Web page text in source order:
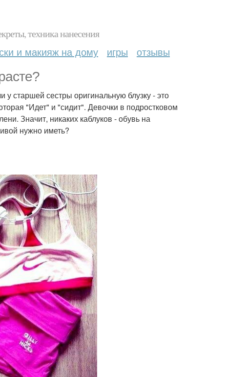
техника нанесения
и макияж на дому игры отзывы
старшей сестры оригинальную блузку - это
"Идет" и "сидит". Девочки в подростковом
Значит, никаких каблуков - обувь на
нужно иметь?